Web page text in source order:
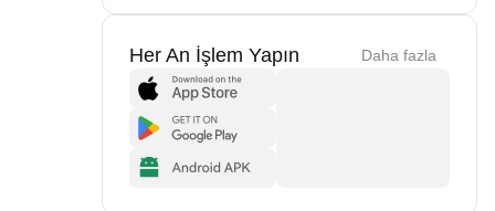
Her An İşlem Yapın Daha fazla